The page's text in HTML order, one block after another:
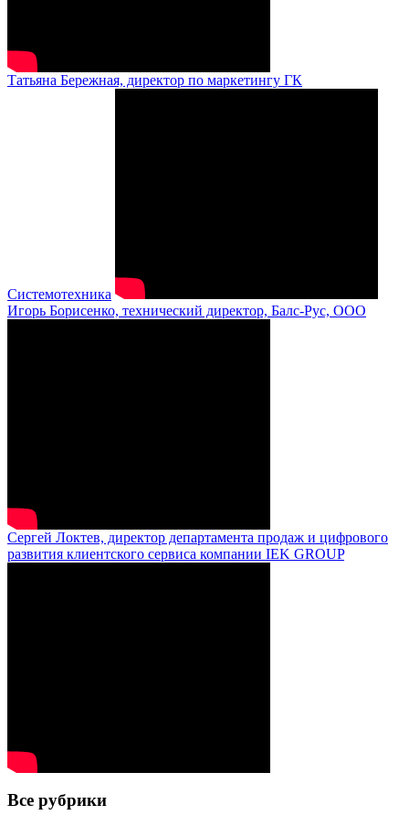
Татьяна Бережная, директор по маркетингу ГК
Системотехника
Игорь Борисенко, технический директор, Балс-Рус, ООО
Сергей Локтев, директор департамента продаж и цифрового
развития клиентского сервиса компании IEK GROUP
Все рубрики